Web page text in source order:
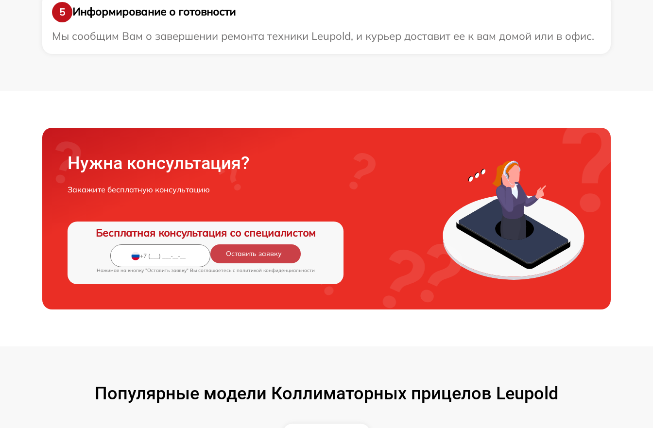
5
Информирование о готовности
Мы сообщим Вам о завершении ремонта техники Leupold, и курьер доставит ее к вам домой или в офис.
Нужна консультация?
Закажите бесплатную консультацию
Бесплатная консультация со специалистом
Оставить заявку
Нажимая на кнопку "Оставить заявку" Вы соглашаетесь c политикой конфиденциальности
Популярные модели Коллиматорных прицелов Leupold